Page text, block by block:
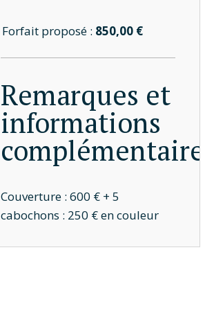
Forfait proposé : 850,00 €
Remarques et
informations
Couverture : 600 € + 5
cabochons : 250 € en couleur